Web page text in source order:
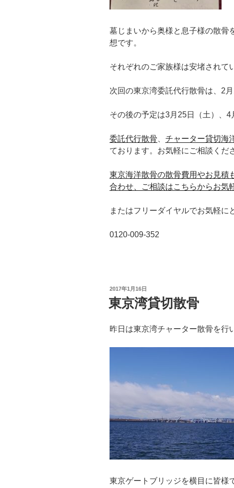
墓じまいから奥様と息子様の散骨
想です。
それぞれのご家族様は安堵されて
次回の東京湾委託代行散骨は、2
その後の予定は3月25日（土）、4
委託代行散骨 チャーター貸切海
ております。お気軽にご相談くだ
東京海洋散骨の散骨費用やお見積
合わせ、ご相談はこちらからお気
またはフリーダイヤルでお気軽に
0120-009-352
投
稿
日:
2017年1月16日
東京湾貸切散骨
昨日は東京湾チャーター散骨を行
東京ゲートブリッジを横目に皆様